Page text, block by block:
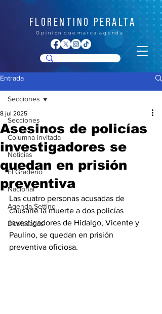
FLORENTINO PERALTA
O p i n i ó n q u e m a r c a a g e n d a
Entrada
Secciones
Columna invitada
Noticias
El Graderío
Nacional
Agenda Setting
Destacadas
Secciones
Asesinos de policías
investigadores se
quedan en prisión
preventiva
8 jul 2025
Las cuatro personas acusadas de
causarle la muerte a dos policías
investigadores de Hidalgo, Vicente y
Paulino, se quedan en prisión
preventiva oficiosa.